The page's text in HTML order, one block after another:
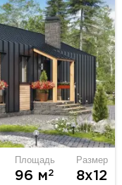
Площадь
96 м2
Размер
8х12